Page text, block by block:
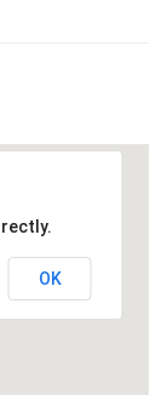
OK